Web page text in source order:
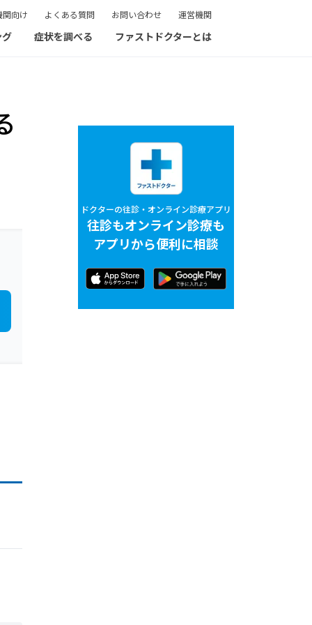
関向け よくある質問 お問い合わせ 運営機関
症状を調べる ファストドクターとは
ドクターの往診・オンライン診療アプリ
往診もオンライン診療も
アプリから便利に相談